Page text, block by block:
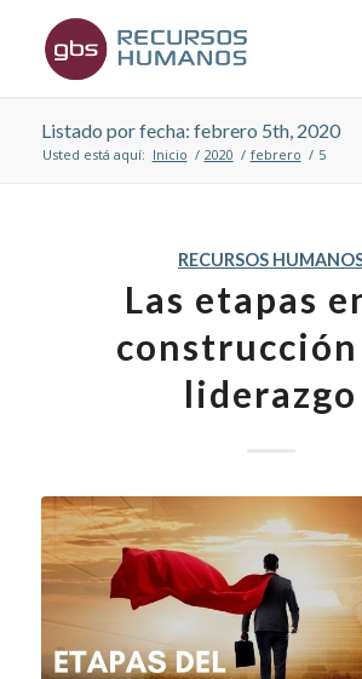
Listado por fecha: febrero 5th, 2020
Usted está aquí: Inicio / 2020 / febrero / 5
RECURSOS
Las etapas
construcción
liderazgo